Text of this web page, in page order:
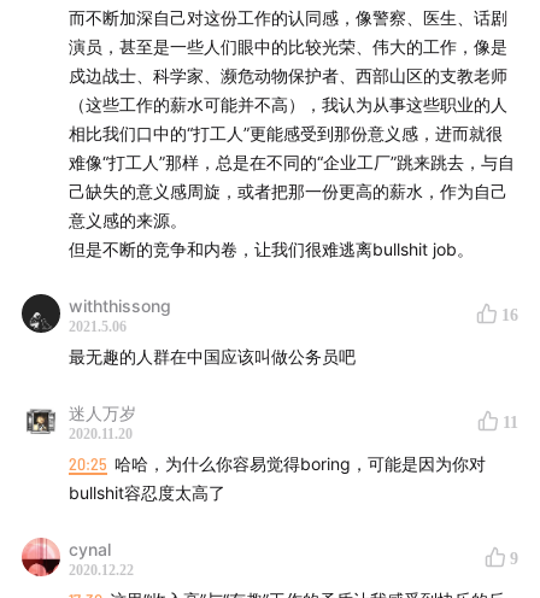
而不断加深自己对这份工作的认同感，像警察、医生、话剧
演员，甚至是一些人们眼中的比较光荣、伟大的工作，像是
戍边战士、科学家、濒危动物保护者、西部山区的支教老师
（这些工作的薪水可能并不高），我认为从事这些职业的人
相比我们口中的“打工人”更能感受到那份意义感，进而就很
难像“打工人”那样，总是在不同的“企业工厂”跳来跳去，与自
己缺失的意义感周旋，或者把那一份更高的薪水，作为自己
意义感的来源。
但是不断的竞争和内卷，让我们很难逃离bullshit job。
withthissong
2021.5.06
16
最无趣的人群在中国应该叫做公务员吧
迷人万岁
2020.11.20
11
20:25 哈哈，为什么你容易觉得boring，可能是因为你对
bullshit容忍度太高了
cynal
2020.12.22
9